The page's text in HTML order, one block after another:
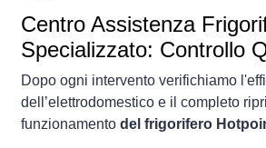
Centro Assistenza
Specializzato: Controllo
Dopo ogni intervento verifichiamo
dell’elettrodomestico e il completo
funzionamento del frigorifero